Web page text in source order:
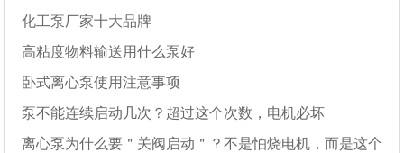
化工泵厂家十大品牌
高粘度物料输送用什么泵好
卧式离心泵使用注意事项
泵不能连续启动几次？超过这个次数，电机必坏
离心泵为什么要＂关阀启动＂？不是怕烧电机，而是这个